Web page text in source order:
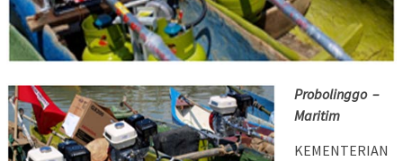
Probolinggo –
Maritim
KEMENTERIAN